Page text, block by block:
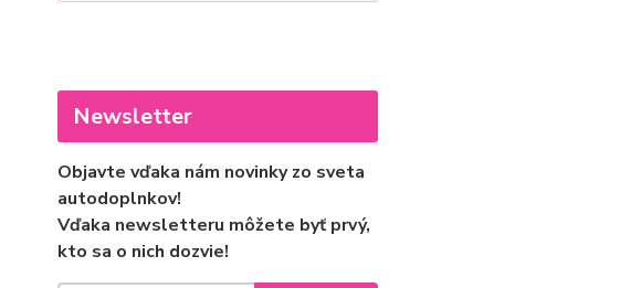
Newsletter
Objavte vďaka nám novinky zo sveta
autodoplnkov!
Vďaka newsletteru môžete byť prvý,
kto sa o nich dozvie!